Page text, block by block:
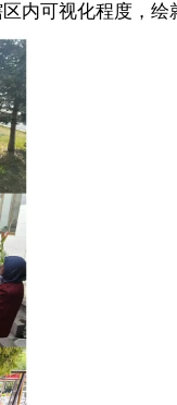
内可视化程度，绘